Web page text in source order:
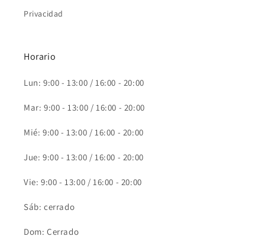
Privacidad
Horario
Lun: 9:00 - 13:00 / 16:00 - 20:00
Mar: 9:00 - 13:00 / 16:00 - 20:00
Mié: 9:00 - 13:00 / 16:00 - 20:00
Jue: 9:00 - 13:00 / 16:00 - 20:00
Vie: 9:00 - 13:00 / 16:00 - 20:00
Sáb: cerrado
Dom: Cerrado